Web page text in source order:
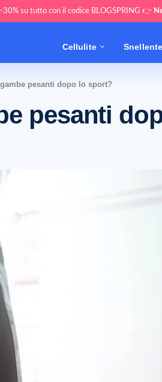
30% su tutto con il codice BLOGSPRING 👉
Cellulite Snellente
pesanti dopo lo sport?
pesanti